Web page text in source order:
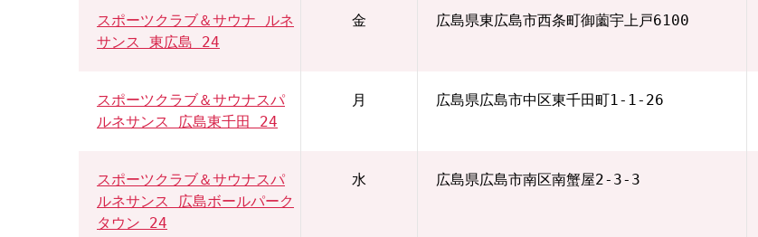
スポーツクラブ＆サウナ ルネ
サンス 東広島 24
金 広島県東広島市西条町御薗宇上戸6100
スポーツクラブ＆サウナスパ
ルネサンス 広島東千田 24
月 広島県広島市中区東千田町1-1-26
スポーツクラブ＆サウナスパ
ルネサンス 広島ボールパーク
タウン 24
水 広島県広島市南区南蟹屋2-3-3